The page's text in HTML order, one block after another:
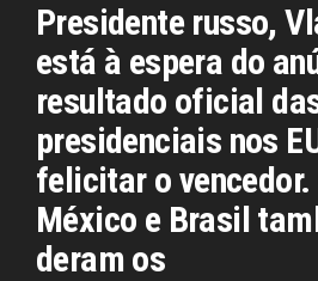
Presidente russo,
está à espera do
resultado oficial
presidenciais nos
felicitar o vencedor.
México e Brasil
deram os